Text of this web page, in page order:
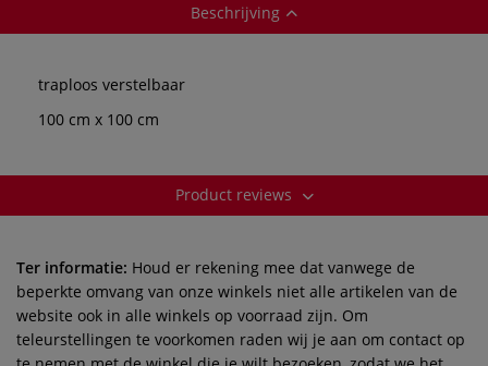
Beschrijving
traploos verstelbaar
100 cm x 100 cm
Product reviews
Ter informatie: Houd er rekening mee dat vanwege de
beperkte omvang van onze winkels niet alle artikelen van de
website ook in alle winkels op voorraad zijn. Om
teleurstellingen te voorkomen raden wij je aan om contact op